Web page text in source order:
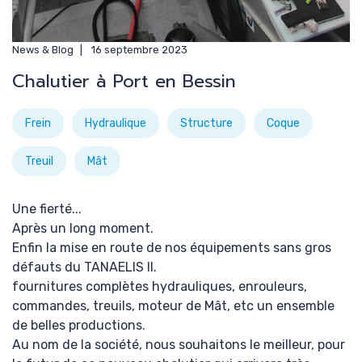
News & Blog 16 septembre 2023
Chalutier à Port en Bessin
Frein Hydraulique Structure Coque
Treuil Mât
Une fierté...
Après un long moment.
Enfin la mise en route de nos équipements sans gros
défauts du TANAELIS II.
fournitures complètes hydrauliques, enrouleurs,
commandes, treuils, moteur de Mât, etc un ensemble
de belles productions.
Au nom de la société, nous souhaitons le meilleur, pour